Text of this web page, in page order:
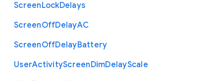
ScreenLockDelays
ScreenOffDelayAC
ScreenOffDelayBattery
UserActivityScreenDimDelayScale